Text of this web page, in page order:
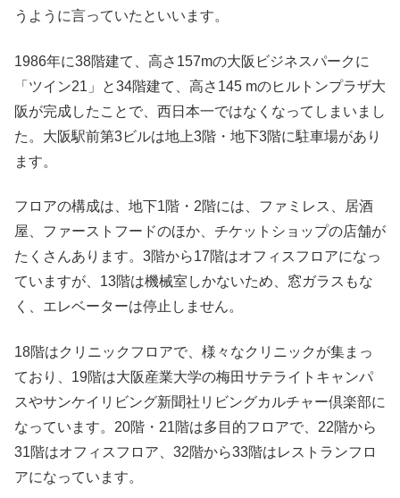
うように言っていたといいます。
1986年に38階建て、高さ157mの大阪ビジネスパークに
「ツイン21」と34階建て、高さ145 mのヒルトンプラザ大
阪が完成したことで、西日本一ではなくなってしまいまし
た。大阪駅前第3ビルは地上3階・地下3階に駐車場があり
ます。
フロアの構成は、地下1階・2階には、ファミレス、居酒
屋、ファーストフードのほか、チケットショップの店舗が
たくさんあります。3階から17階はオフィスフロアになっ
ていますが、13階は機械室しかないため、窓ガラスもな
く、エレベーターは停止しません。
18階はクリニックフロアで、様々なクリニックが集まっ
ており、19階は大阪産業大学の梅田サテライトキャンパ
スやサンケイリビング新聞社リビングカルチャー倶楽部に
なっています。20階・21階は多目的フロアで、22階から
31階はオフィスフロア、32階から33階はレストランフロ
アになっています。